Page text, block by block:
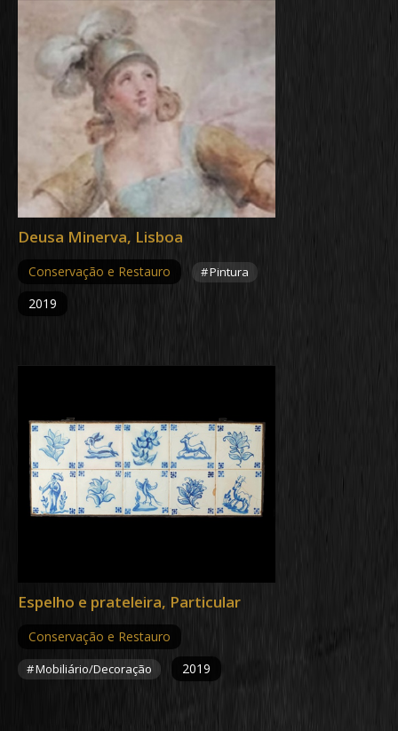
Deusa Minerva, Lisboa
Conservação e Restauro Pintura
2019
Espelho e prateleira, Particular
Conservação e Restauro
Mobiliário/Decoração 2019